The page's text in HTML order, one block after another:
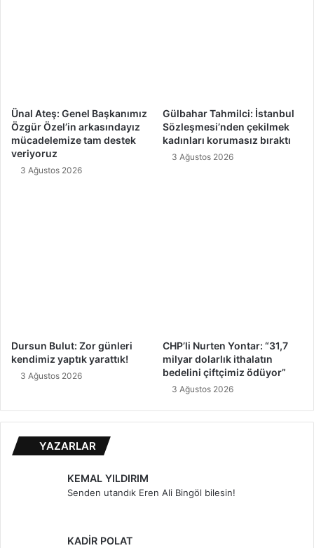
Ünal Ateş: Genel Başkanımız
Özgür Özel’in arkasındayız
mücadelemize tam destek
veriyoruz
3 Ağustos 2026
Gülbahar Tahmilci: İstanbul
Sözleşmesi’nden çekilmek
kadınları korumasız bıraktı
3 Ağustos 2026
Dursun Bulut: Zor günleri
kendimiz yaptık yarattık!
3 Ağustos 2026
CHP’li Nurten Yontar: “31,7
milyar dolarlık ithalatın
bedelini çiftçimiz ödüyor”
3 Ağustos 2026
YAZARLAR
KEMAL YILDIRIM
Senden utandık Eren Ali Bingöl bilesin!
KADİR POLAT